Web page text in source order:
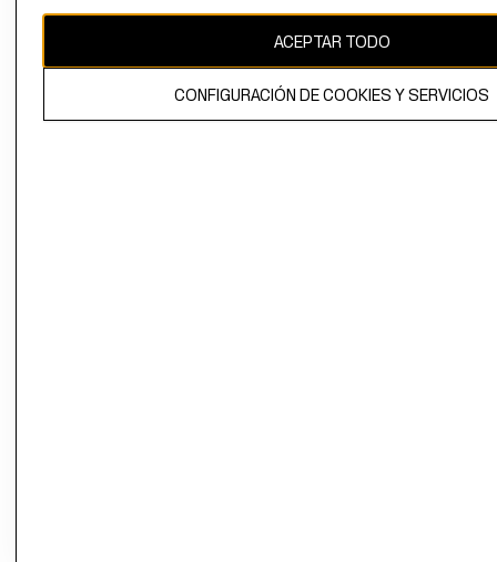
El contenido de esta página web está protegido por copyright y es
propiedad de H&M Hennes & Mauritz AB.
ACEPTAR TODO
CONFIGURACIÓN DE COOKIES Y SERVICIOS